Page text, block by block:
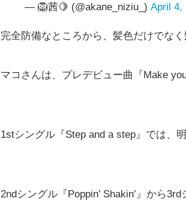
— 🦁茜🍋 (@akane_niziu_) April 4,
完全防備なところから、髪色だけでな
マコさんは、プレデビュー曲『Make
1stシングル『Step and a step』では、
2ndシングル『Poppin’ Shakin’』から